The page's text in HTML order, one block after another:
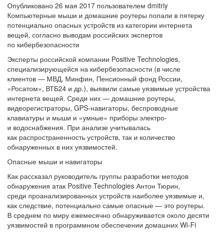
Опубликовано 26 мая 2017 пользователем dmitriy
Компьютерные мыши и домашние роутеры попали в пятерку
потенциально опасных устройств из категории интернета
вещей, согласно выводам российских экспертов
по кибербезопасности
​Эксперты российской компании Positive Technologies,
специализирующейся на кибербезопасности (в числе
клиентов — МВД, Минфин, Пенсионный фонд России,
«Росатом», ВТБ24 и др.), выявили самые уязвимые устройства
интернета вещей. Среди них — домашние роутеры,
видеорегистраторы, GPS-навигаторы, беспроводные
клавиатуры и мыши и «умные» приборы электро-
и водоснабжения. При анализе учитывалась
как распространенность устройств, так и количество
обнаруженных в них уязвимостей.
Опасные мыши и навигаторы
Как рассказал руководитель группы разработки методов
обнаружения атак Positive Technologies Антон Тюрин,
среди проанализированных устройств наиболее уязвимые и,
как следствие, потенциально самые опасные — это роутеры.
В среднем по миру ежемесячно обнаруживается около десяти
уязвимостей в программном обеспечении домашних Wi-Fi